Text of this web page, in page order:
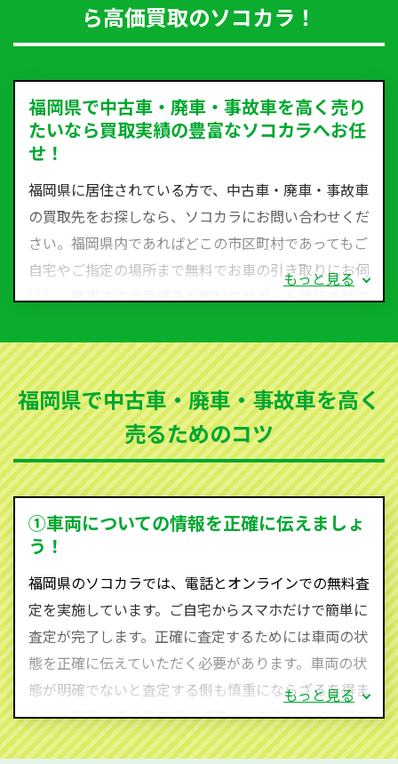
ら高価買取のソコカラ！
福岡県で中古車・廃車・事故車を高く売り
たいなら買取実績の豊富なソコカラへお任
せ！
福岡県に居住されている方で、中古車・廃車・事故車
の買取先をお探しなら、ソコカラにお問い合わせくだ
さい。福岡県内であればどこの市区町村であってもご
自宅やご指定の場所まで無料でお車の引き取りにお伺
いし、廃車までの手続きを無料でサポート代行させて
など動かない車、水害車、不動車、乗らなくなってし
まった車、車検が切れて動かすことができない車でも
買取可能です。
ソコカラは世界１１０か国に独自の販売ネットワーク
を持ち、国内に自社物流網、自社ヤードをもっている
ため、中間マージンがかかりません。だから高価買取
を実現し、お客様に利益を還元することができるので
す。
590-870）までお問い合わせ下さい。
査定・ご相談・見積もりはすべて無料で行います。安
心してお問い合わせください。
もっと見る
福岡県で中古車・廃車・事故車を高く
売るためのコツ
①車両についての情報を正確に伝えましょ
う！
福岡県のソコカラでは、電話とオンラインでの無料査
定を実施しています。ご自宅からスマホだけで簡単に
査定が完了します。正確に査定するためには車両の状
態を正確に伝えていただく必要があります。車両の状
態が明確でないと査定する側も慎重にならざるを得ま
せん。廃車・事故車査定する際はできるだけ車検証を
ご準備ください。車検証があることで車両状態や年式
もっと見る